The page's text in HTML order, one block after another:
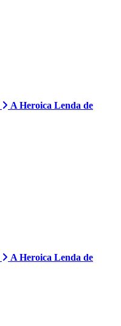
A Heroica Lenda de
A Heroica Lenda de